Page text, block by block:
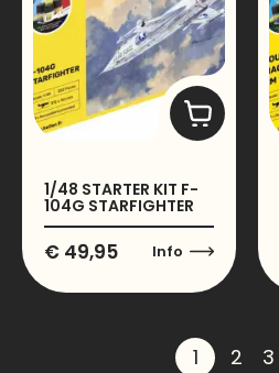
1/48 STARTER KIT F-
104G STARFIGHTER
€ 49,95 Info
1 2 3